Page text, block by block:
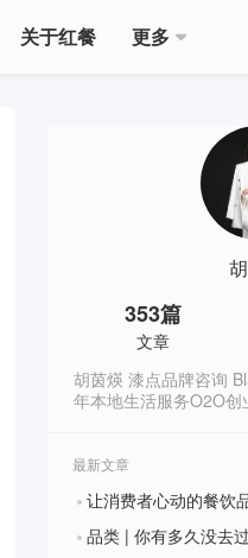
关于红餐 更多
353篇
文章
胡茵煐 漆点品牌咨询
年本地生活服务O2O
在不一样、蘇小柳点心
信号：yuelaoban）
最新文章
? 让消费者心动的餐饮
? 品类 | 你有多久没去